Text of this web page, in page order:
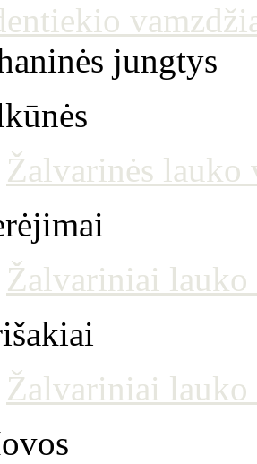
jungtys
Žalvarinės lauko
Žalvariniai
Žalvariniai